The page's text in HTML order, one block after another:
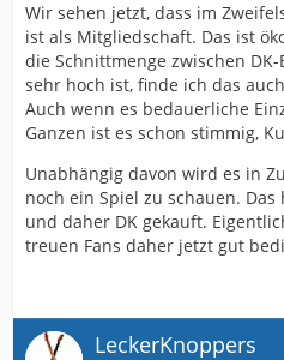
Wir sehen jetzt, dass im
ist als Mitgliedschaft. Das ist
die Schnittmenge zwischen
sehr hoch ist, finde ich das
Auch wenn es bedauerliche
Ganzen ist es schon stimmig,
Unabhängig davon wird es in
noch ein Spiel zu schauen.
und daher DK gekauft.
treuen Fans daher jetzt gut
LeckerKnoppers